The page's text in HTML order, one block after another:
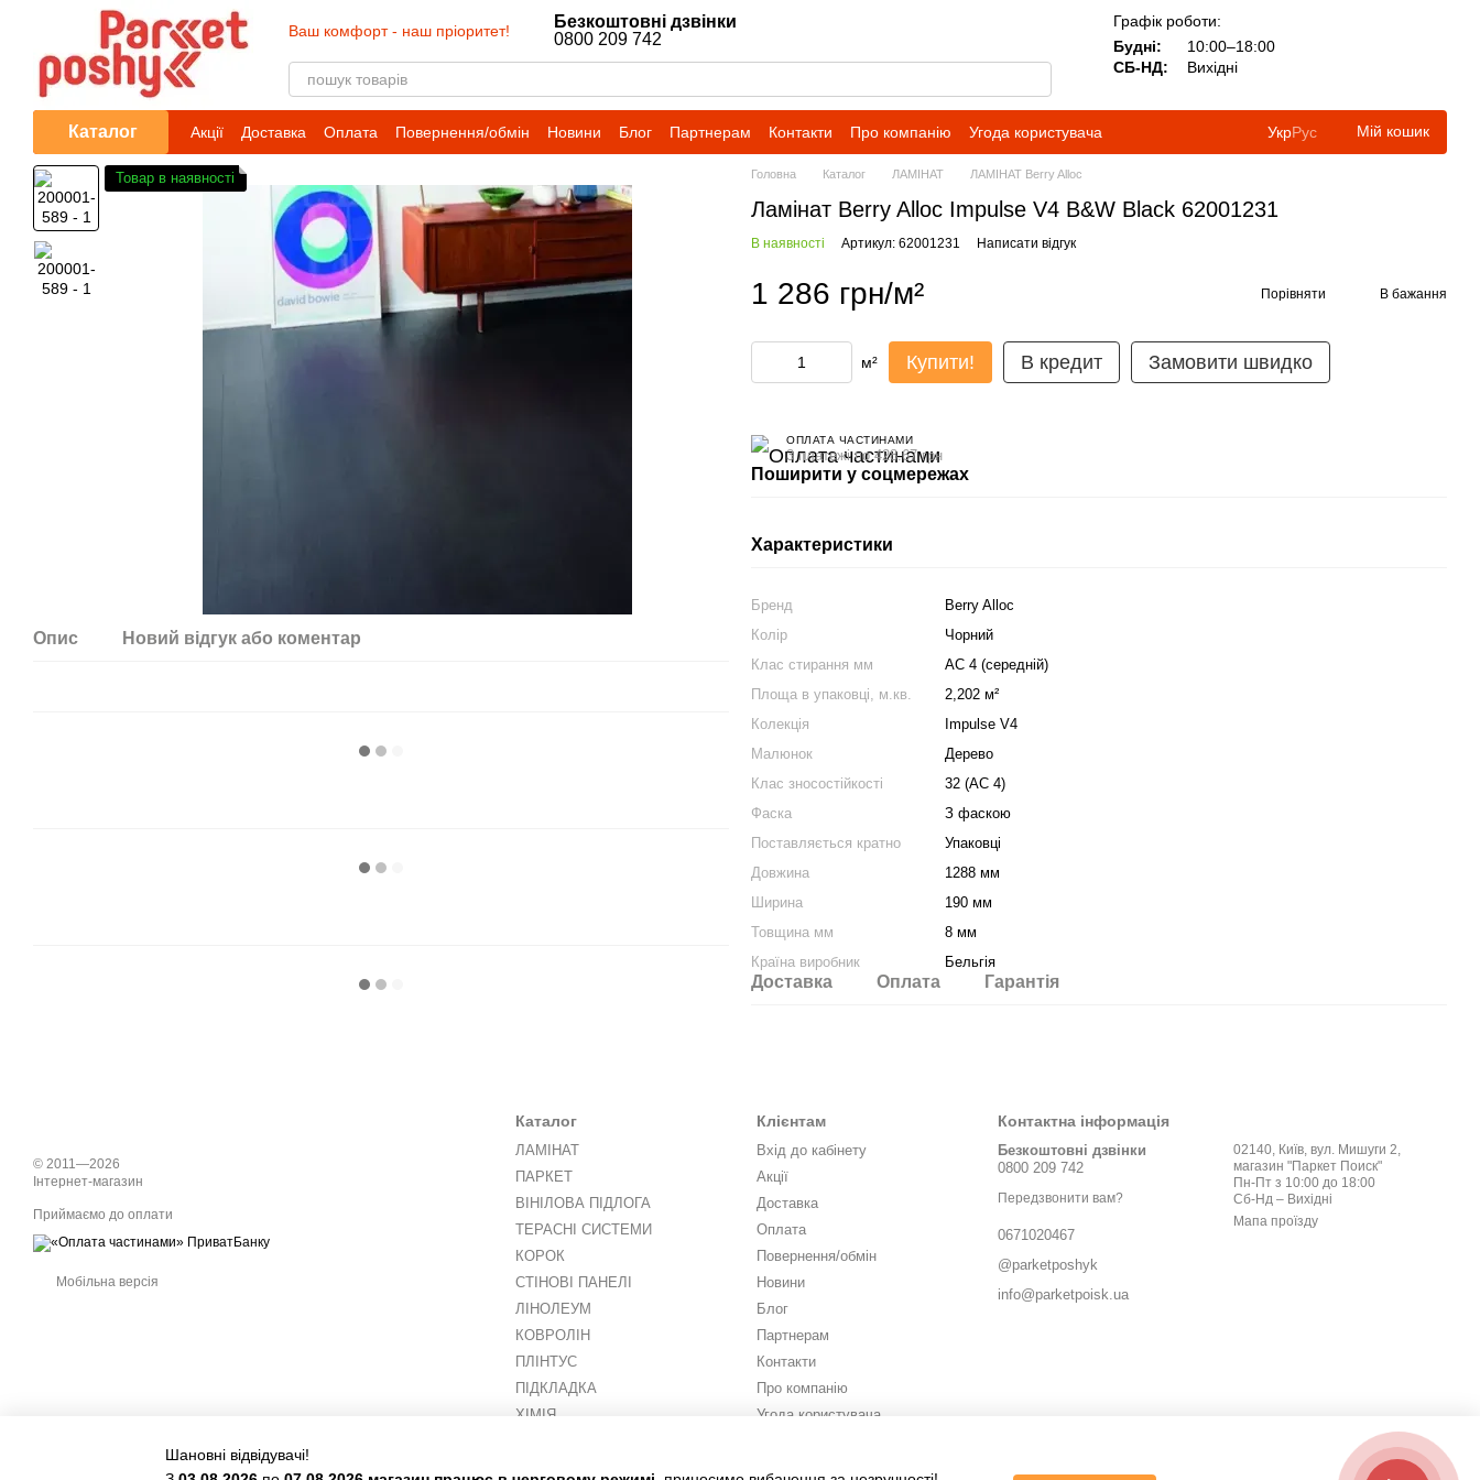
Перейти до основного контенту
Ваш комфорт - наш пріоритет!
Безкоштовні дзвінки
0800 209 742
Графік роботи:
Будні:
10:00–18:00
СБ-НД:
Вихідні
Каталог Акції Доставка Оплата Повернення/обмін Новини Блог Партнерам Контакти Про компанію Угода користувача УкрРус Мій кошик
Товар в наявності
Опис Новий відгук або коментар
Головна Каталог ЛАМІНАТ ЛАМІНАТ Berry Alloc
Ламінат Berry Alloc Impulse V4 B&W Black 62001231
В наявності Артикул: 62001231 Написати відгук
1 286 грн/м² Порівняти В бажання
м² Купити! В кредит Замовити швидко
ОПЛАТА ЧАСТИНАМИ
3 платежі по 428.67 грн
Поширити у соцмережах
Характеристики
Бренд
Berry Alloc
Колір
Чорний
Клас стирання мм
АС 4 (середній)
Площа в упаковці, м.кв.
2,202 м²
Колекція
Impulse V4
Малюнок
Дерево
Клас зносостійкості
32 (АС 4)
Фаска
З фаскою
Поставляється кратно
Упаковці
Довжина
1288 мм
Ширина
190 мм
Товщина мм
8 мм
Країна виробник
Бельгія
Доставка Оплата Гарантія
© 2011—2026
Інтернет-магазин
Приймаємо до оплати
Мобільна версія
Каталог
ЛАМІНАТ
ПАРКЕТ
ВІНІЛОВА ПІДЛОГА
ТЕРАСНІ СИСТЕМИ
КОРОК
СТІНОВІ ПАНЕЛІ
ЛІНОЛЕУМ
КОВРОЛІН
ПЛІНТУС
ПІДКЛАДКА
ХІМІЯ
Клієнтам
Вхід до кабінету
Акції
Доставка
Оплата
Повернення/обмін
Новини
Блог
Партнерам
Контакти
Про компанію
Угода користувача
Контактна інформація
Безкоштовні дзвінки
0800 209 742
Передзвонити вам?
0671020467
@parketposhyk
info@parketpoisk.ua
02140, Київ, вул. Мишуги 2,
магазин "Паркет Поиск"
Пн-Пт з 10:00 до 18:00
Сб-Нд – Вихідні
Мапа проїзду
Шановні відвідувачі!